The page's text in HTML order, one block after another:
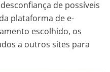
de possíveis
plataforma de e-
escolhido, os
a outros sites para